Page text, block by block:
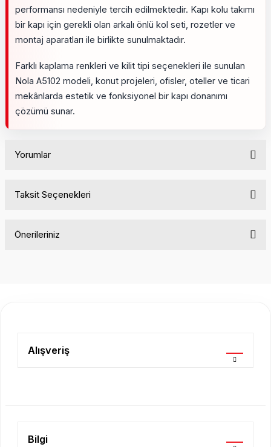
performansı nedeniyle tercih edilmektedir. Kapı kolu takımı
bir kapı için gerekli olan arkalı önlü kol seti, rozetler ve
montaj aparatları ile birlikte sunulmaktadır.
Farklı kaplama renkleri ve kilit tipi seçenekleri ile sunulan
Nola A5102 modeli, konut projeleri, ofisler, oteller ve ticari
mekânlarda estetik ve fonksiyonel bir kapı donanımı
çözümü sunar.
Yorumlar
Taksit Seçenekleri
Önerileriniz
Ürün açıklamasında eksik bilgiler bulunuyor.
Alışveriş
Bilgi